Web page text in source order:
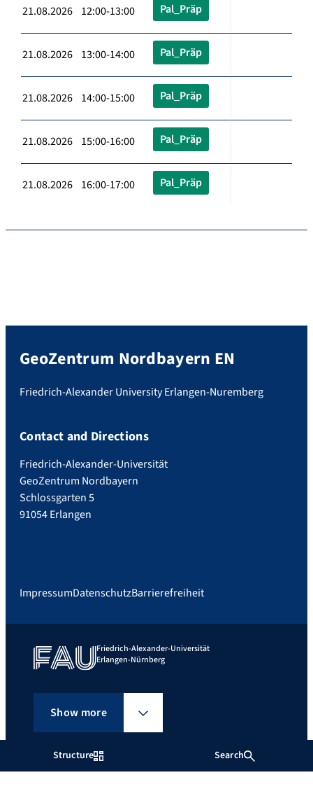
Structure Search
21.08.2026 12:00-13:00 Pal_Präp
21.08.2026 13:00-14:00 Pal_Präp
21.08.2026 14:00-15:00 Pal_Präp
21.08.2026 15:00-16:00 Pal_Präp
21.08.2026 16:00-17:00 Pal_Präp
GeoZentrum Nordbayern EN
Friedrich-Alexander University Erlangen-Nuremberg
Contact and Directions
Friedrich-Alexander-Universität
GeoZentrum Nordbayern
Schlossgarten 5
91054 Erlangen
ImpressumDatenschutzBarrierefreiheit
Friedrich-Alexander-Universität
Erlangen-Nürnberg
Show more